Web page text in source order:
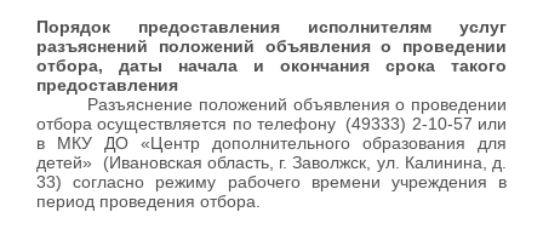
Порядок предоставления исполнителям услуг
разъяснений положений объявления о проведении
отбора, даты начала и окончания срока такого
предоставления
Разъяснение положений объявления о проведении
отбора осуществляется по телефону (49333) 2-10-57 или
в МКУ ДО «Центр дополнительного образования для
детей» (Ивановская область, г. Заволжск, ул. Калинина, д.
33) согласно режиму рабочего времени учреждения в
период проведения отбора.